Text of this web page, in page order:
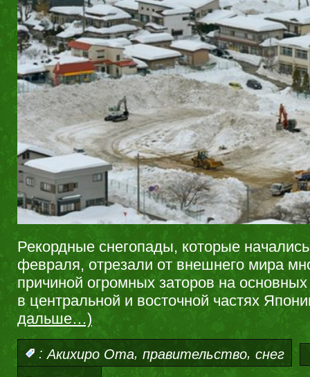
Рекордные снегопады, которые
февраля, отрезали от внешнего мира
причиной огромных заторов на
в центральной и восточной частях
дальше…)
: Акихиро Ота, правительство, снег